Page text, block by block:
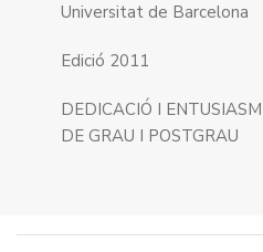
Universitat de Barcelona
Edició 2011
DEDICACIÓ I
DE GRAU I POSTGRAU